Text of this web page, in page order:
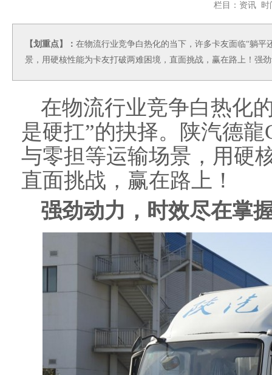
栏目：资讯 时
【划重点】： 在物流行业竞争白热化的当下，许多卡友面临“躺平
景，用硬核性能为卡友打破两难困境，直面挑战，赢在路上！强
在物流行业竞争白热化
是硬扛”的抉择。陕汽德
与零担等运输场景，用硬
直面挑战，赢在路上！
强劲动力，时效尽在掌